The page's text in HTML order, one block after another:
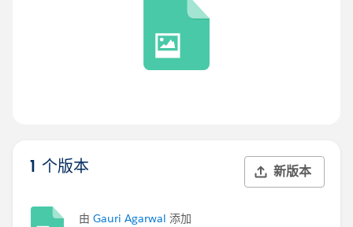
1 个版本 新版本
由 Gauri Agarwal 添加